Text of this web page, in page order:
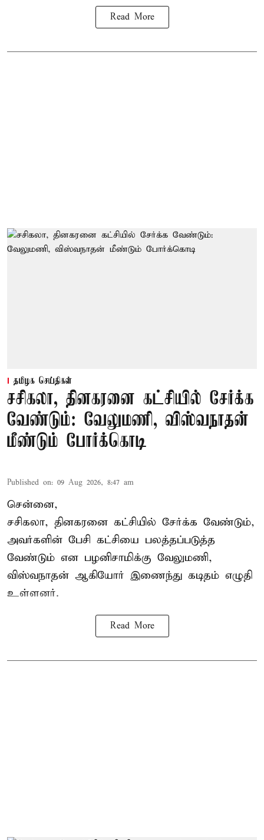
Read More
தமிழக செய்திகள்
சசிகலா, தினகரனை கட்சியில் சேர்க்க
வேண்டும்: வேலுமணி, விஸ்வநாதன்
மீண்டும் போர்க்கொடி
Published on: 09 Aug 2026, 8:47 am
சென்னை,
சசிகலா, தினகரனை கட்சியில் சேர்க்க வேண்டும்,
அவர்களின் பேசி கட்சியை பலத்தப்படுத்த
வேண்டும் என பழனிசாமிக்கு வேலுமணி,
விஸ்வநாதன் ஆகியோர் இணைந்து கடிதம் எழுதி
உள்ளனர்.
Read More